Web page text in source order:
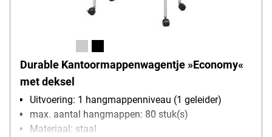
Durable Kantoormappenwagentje »Economy«
met deksel
Uitvoering: 1 hangmappenniveau (1 geleider)
max. aantal hangmappen: 80 stuk(s)
Materiaal: staal